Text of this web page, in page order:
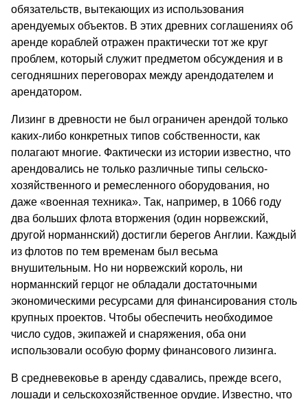
обязательств, вытекающих из использования
арендуемых объектов. В этих древних соглашениях об
аренде кораблей отражен практически тот же круг
проблем, который служит предметом обсуждения и в
сегодняшних переговорах между арендодателем и
арендатором.
Лизинг в древности не был ограничен арендой только
каких-либо конкретных типов собственности, как
полагают многие. Фактически из истории известно, что
арендовались не только различные типы сельско­
хозяйственного и ремесленного оборудования, но
даже «военная техника». Так, например, в 1066 году
два больших флота вторжения (один норвежский,
другой норманнский) достигли берегов Англии. Каждый
из флотов по тем временам был весьма
внушительным. Но ни норвежский король, ни
норманнский герцог не обладали достаточными
экономическими ресурсами для финансирования столь
крупных проектов. Чтобы обеспечить необходимое
число судов, экипажей и снаряжения, оба они
использовали особую форму финансового лизинга.
В средневековье в аренду сдавались, прежде всего,
лошади и сельско­хозяйственное орудие. Известно, что